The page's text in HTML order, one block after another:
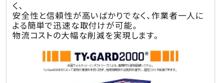
く、
安全性と信頼性が高いばかりでなく、作業者一人に
よる簡単で迅速な取付けが可能。
物流コストの大幅な削減を実現します。